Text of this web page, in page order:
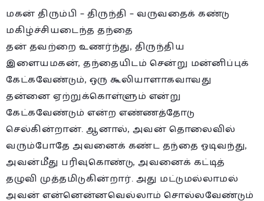
மகன் திரும்பி – திருந்தி – வருவதைக் கண்டு
மகிழ்ச்சியடைந்த தந்தை
தன் தவற்றை உணர்ந்து, திருந்திய
இளையமகன், தந்தையிடம் சென்று மன்னிப்புக்
கேட்கவேண்டும், ஒரு கூலியாளாகவாவது
தன்னை ஏற்றுக்கொள்ளும் என்று
கேட்கவேண்டும் என்ற எண்ணத்தோடு
செல்கின்றான். ஆனால், அவன் தொலைவில்
வரும்போதே அவனைக் கண்ட தந்தை ஓடிவந்து,
அவன்மீது பரிவுகொண்டு, அவனைக் கட்டித்
தழுவி முத்தமிடுகின்றார். அது மட்டுமல்லாமல்
அவன் என்னென்னவெல்லாம் சொல்லவேண்டும்